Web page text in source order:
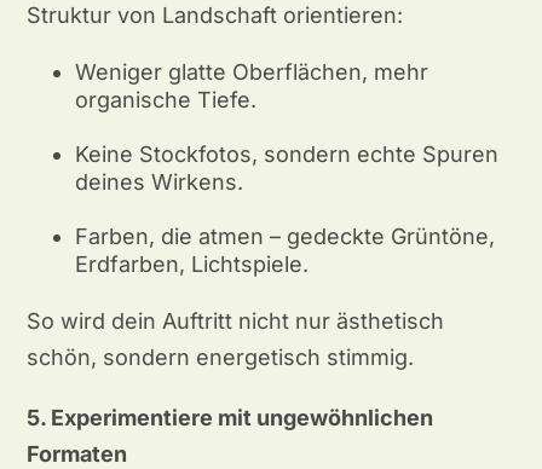
Struktur von Landschaft orientieren:
Weniger glatte Oberflächen, mehr
organische Tiefe.
Keine Stockfotos, sondern echte Spuren
deines Wirkens.
Farben, die atmen – gedeckte Grüntöne,
Erdfarben, Lichtspiele.
So wird dein Auftritt nicht nur ästhetisch
schön, sondern energetisch stimmig.
5. Experimentiere mit ungewöhnlichen
Formaten